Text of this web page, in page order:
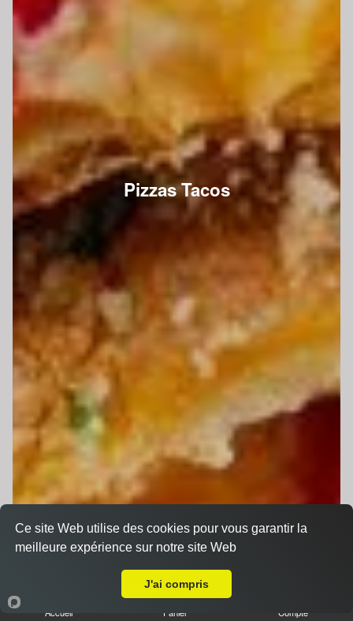
Pizzas Tacos
Accueil Panier Compte
Ce site Web utilise des cookies pour vous garantir la
meilleure expérience sur notre site Web
J'ai compris